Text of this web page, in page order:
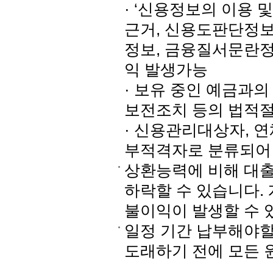
· ‘신용정보의 이용
근거, 신용도판단정
정보, 금융질서문란
익 발생가능
· 보유 중인 예금과
보전조치 등의 법적
· 신용관리대상자,
부적격자로 분류되
상환능력에 비해 대
하락할 수 있습니다.
불이익이 발생할 수
일정 기간 납부해야
도래하기 전에 모든